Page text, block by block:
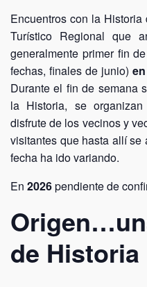
Encuentros con la
Turístico Regional que
generalmente primer fin
fechas, finales de junio)
Durante el fin de semana
la Historia, se
disfrute de los vecinos y
visitantes que hasta allí
fecha ha ido variando.
En 2026pendiente de
de Historia